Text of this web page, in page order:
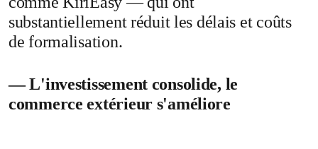
substantiellement réduit les délais et coûts
de formalisation.
— L'investissement consolide, le
commerce extérieur s'améliore